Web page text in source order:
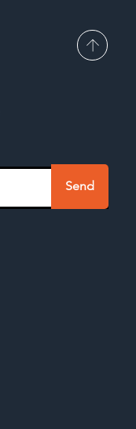
Send